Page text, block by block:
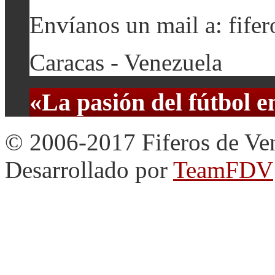
Envíanos un mail a:
Caracas - Venezuela
«La pasión del fútbol
© 2006-2017 Fiferos de
Desarrollado por TeamFDV